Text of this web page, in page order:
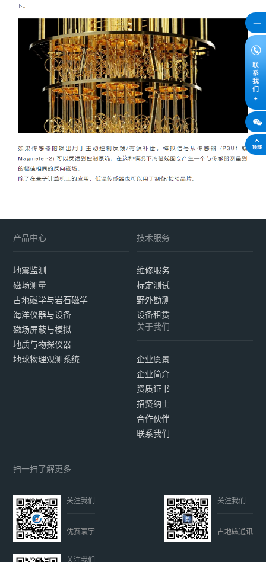
产品中心
地震监测
磁场测量
古地磁学与岩石磁学
海洋仪器与设备
磁场屏蔽与模拟
地质与物探仪器
地球物理观测系统
技术服务
维修服务
标定测试
野外勘测
设备租赁
关于我们
企业愿景
企业简介
资质证书
招贤纳士
合作伙伴
联系我们
扫一扫了解更多
关注我们
优赛寰宇
关注我们
古地磁通讯
关注我们